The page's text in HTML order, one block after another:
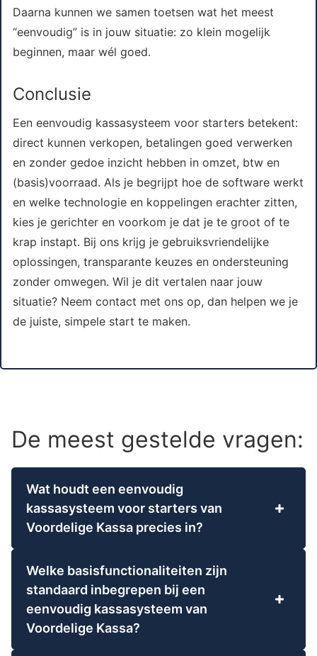
Daarna kunnen we samen toetsen wat het meest
“eenvoudig” is in jouw situatie: zo klein mogelijk
beginnen, maar wél goed.
Conclusie
Een eenvoudig kassasysteem voor starters betekent:
direct kunnen verkopen, betalingen goed verwerken
en zonder gedoe inzicht hebben in omzet, btw en
(basis)voorraad. Als je begrijpt hoe de software werkt
en welke technologie en koppelingen erachter zitten,
kies je gerichter en voorkom je dat je te groot of te
krap instapt. Bij ons krijg je gebruiksvriendelijke
oplossingen, transparante keuzes en ondersteuning
zonder omwegen. Wil je dit vertalen naar jouw
situatie? Neem contact met ons op, dan helpen we je
de juiste, simpele start te maken.
De meest gestelde vragen:
Wat houdt een eenvoudig
kassasysteem voor starters van
Voordelige Kassa precies in?
Kassa is een gebruiksvriendelijke software-
oplossing, eventueel aangevuld met hardware,
die specifiek is ontworpen om starters direct te
ondersteunen bij verkoop, betalingsverwerking
en basisadministratie. De focus ligt op logische
Welke basisfunctionaliteiten zijn
standaard inbegrepen bij een
eenvoudig kassasysteem van
Voordelige Kassa?